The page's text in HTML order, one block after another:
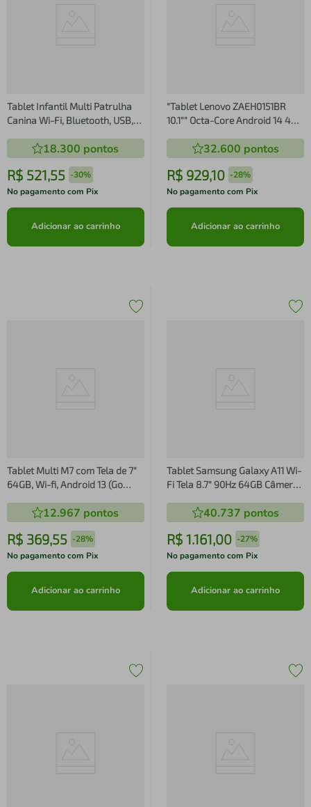
Tablet Infantil Multi Patrulha
Canina Wi-Fi, Bluetooth, USB,
Android 13 GO, Processador
Quad-Core
18.300 pontos
R$ 521,55 -30%
No pagamento com Pix
Adicionar ao carrinho
"Tablet Lenovo ZAEH0151BR
10.1"" Octa-Core Android 14 4GB
32.600 pontos
R$ 929,10 -28%
No pagamento com Pix
Adicionar ao carrinho
Tablet Multi M7 com Tela de 7"
64GB, Wi-fi, Android 13 (Go
Core 4GB - Preto
12.967 pontos
R$ 369,55 -28%
No pagamento com Pix
Adicionar ao carrinho
Tablet Samsung Galaxy A11 Wi-
Fi Tela 8.7" 90Hz 64GB Câmera
40.737 pontos
R$ 1.161,00 -27%
No pagamento com Pix
Adicionar ao carrinho